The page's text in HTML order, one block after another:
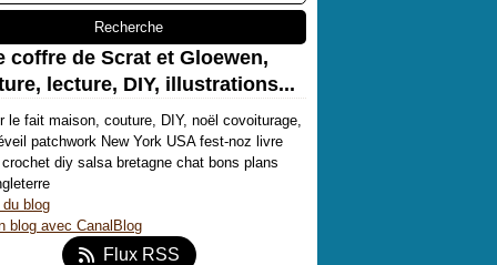
coffre de Scrat et Gloewen,
lecture, DIY, illustrations...
le fait maison, couture, DIY, noël covoiturage,
patchwork New York USA fest-noz livre
diy salsa bretagne chat bons plans
blog
blog avec CanalBlog
Flux RSS